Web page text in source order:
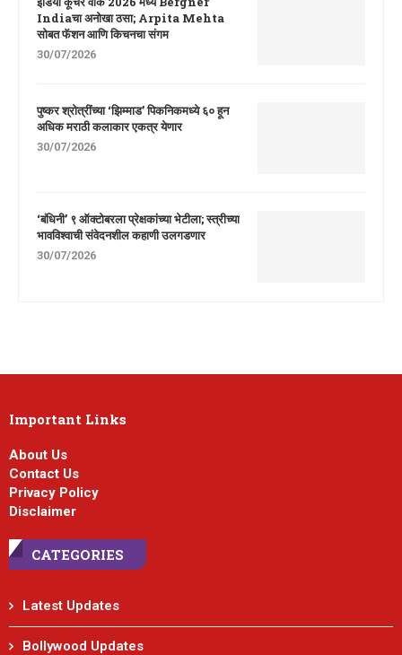
Indiaचा अनोखा ठसा; Arpita Mehta
सोबत फॅशन आणि किचनचा संगम
30/07/2026
पुष्कर श्रोत्रींच्या ‘झिम्माड’ पिकनिकमध्ये ६० हून
अधिक मराठी कलाकार एकत्र येणार
30/07/2026
‘बंधिनी’ ९ ऑक्टोबरला प्रेक्षकांच्या भेटीला; स्त्रीच्या
भावविश्वाची संवेदनशील कहाणी उलगडणार
30/07/2026
Important Links
About Us
Contact Us
Privacy Policy
Disclaimer
CATEGORIES
Latest Updates
Bollywood Updates